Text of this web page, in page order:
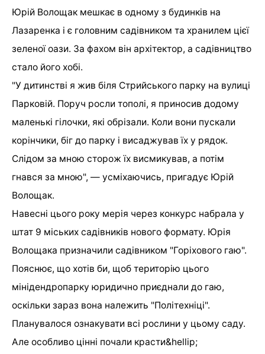
Юрій Волощак мешкає в одному з будинків на
Лазаренка і є головним садівником та хранилем цієї
зеленої оази. За фахом він архітектор, а садівництво
стало його хобі.
"У дитинстві я жив біля Стрийського парку на вулиці
Парковій. Поруч росли тополі, я приносив додому
маленькі гілочки, які обрізали. Коли вони пускали
корінчики, біг до парку і висаджував їх у рядок.
Слідом за мною сторож їх висмикував, а потім
гнався за мною", — усміхаючись, пригадує Юрій
Волощак.
Навесні цього року мерія через конкурс набрала у
штат 9 міських садівників нового формату. Юрія
Волощака призначили садівником "Горіхового гаю".
Пояснює, що хотів би, щоб територію цього
мінідендропарку юридично приєднали до гаю,
оскільки зараз вона належить "Політехніці".
Планувалося ознакувати всі рослини у цьому саду.
Але особливо цінні почали красти&hellip;